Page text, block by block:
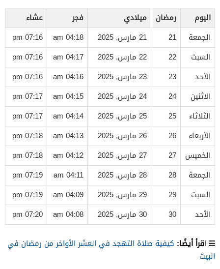
اليوم رمضان ميلادي فجر
عشاء
الجمعة
21 21 مارس, 2025 04:18 am
07:16 pm
السبت
22 22 مارس, 2025 04:17 am
07:16 pm
الأحد
23 23 مارس, 2025 04:16 am
07:16 pm
الاثنين
24 24 مارس, 2025 04:15 am
07:17 pm
الثلاثاء
25 25 مارس, 2025 04:14 am
07:17 pm
الأربعاء
26 26 مارس, 2025 04:13 am
07:18 pm
الخميس
27 27 مارس, 2025 04:12 am
07:18 pm
الجمعة
28 28 مارس, 2025 04:11 am
07:19 pm
السبت
29 29 مارس, 2025 04:09 am
07:19 pm
الأحد
30 30 مارس, 2025 04:08 am
07:20 pm
اقرأ أيضًا: كيفية صلاة التهجد في العشر الأواخر من رمضان في
البيت